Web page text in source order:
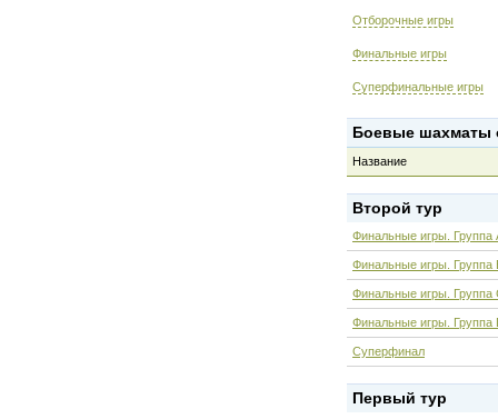
Отборочные игры
Финальные игры
Суперфинальные игры
Боевые шахматы
Название
Второй тур
Финальные игры. Группа
Финальные игры. Группа
Финальные игры. Группа
Финальные игры. Группа
Суперфинал
Первый тур